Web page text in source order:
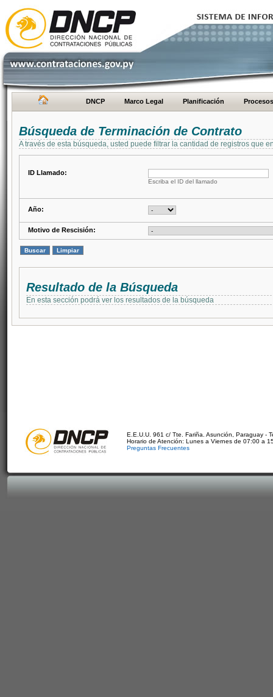
DNCP Marco Legal Planificación Procesos
Búsqueda de Terminación de Contrato
A través de esta búsqueda, usted puede filtrar la cantidad de registros que
ID Llamado:
Escriba el ID del llamado
Año:
Motivo de Rescisión:
Resultado de la Búsqueda
En esta sección podrá ver los resultados de la búsqueda
E.E.U.U. 961 c/ Tte. Fariña. Asunción, Paraguay -
Horario de Atención: Lunes a Viernes de 07:00 a
Preguntas Frecuentes